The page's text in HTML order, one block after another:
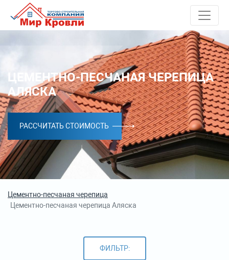
ЦЕМЕНТНО-ПЕСЧАНАЯ ЧЕРЕПИЦА
АЛЯСКА
РАССЧИТАТЬ СТОИМОСТЬ
Цементно-песчаная черепица
Цементно-песчаная черепица Аляска
ФИЛЬТР: